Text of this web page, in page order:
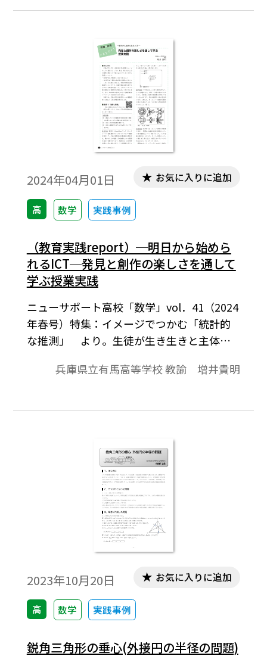
とがある。
2024年04月01日
高 数学 実践事例
お気に入りに追加
（教育実践report）─明日から始めら
れるICT─発見と創作の楽しさを通して
学ぶ授業実践
ニューサポート高校「数学」vol．41（2024
年春号）特集：イメージでつかむ「統計的
な推測」 より。生徒が生き生きと主体的
か。私は，特に次の 2 点が授業の要素とし
す。「・知的好奇心を刺激するものであるこ
ること」これらの実現のためには，生徒が
何度も試行錯誤することができ，実験や検
証を繰り返すことができる環境が望まし
く，とりわけ 1 人 1 台端末環境との親和性
が非常に高いと考えています。また，
GeoGebra をはじめとする動的数学ソフトウ
ェアの活用も欠かせません。本稿では，生
徒の発見や創作といった体験活動を主軸と
した授業実践を紹介します。
兵庫県立有馬高等学校 教諭 増井貴明
2023年10月20日
高 数学 実践事例
お気に入りに追加
鋭角三角形の垂心(外接円の半径の問題)